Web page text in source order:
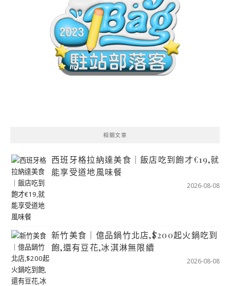
相關文章
西班牙格拉納達美食｜飯店吃到飽才€19,就
能享受道地風味餐
2026-08-08
新竹美食｜億品鍋竹北店,$200起火鍋吃到
飽,還有豆花,冰淇淋無限續
2026-08-08